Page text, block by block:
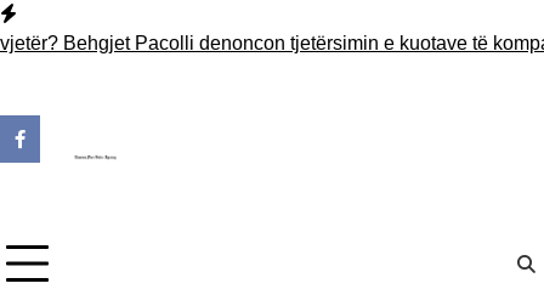
Skip
to
Pacolli denoncon tjetërsimin e kuotave të kompanisë